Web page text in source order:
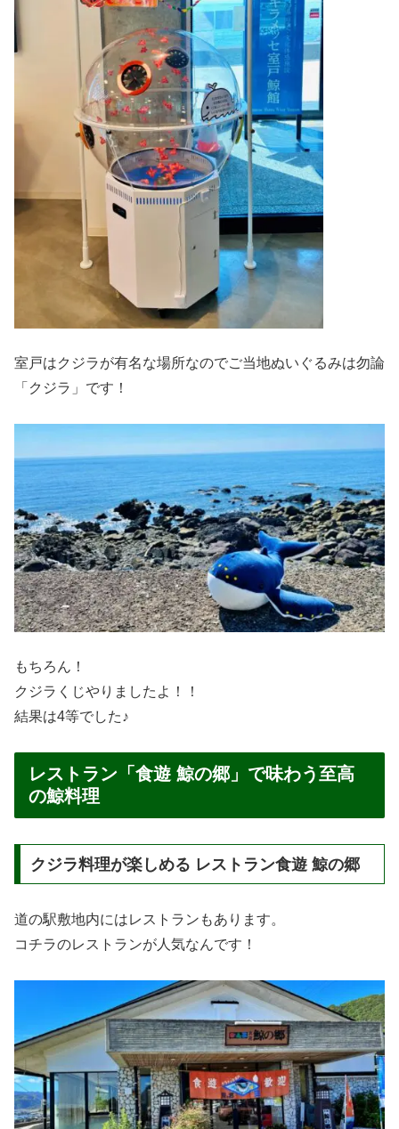
室戸はクジラが有名な場所なのでご当地ぬいぐるみは勿論
「クジラ」です！
もちろん！
クジラくじやりましたよ！！
結果は4等でした♪
レストラン「食遊 鯨の郷」で味わう至高
の鯨料理
クジラ料理が楽しめる レストラン食遊 鯨の郷
道の駅敷地内にはレストランもあります。
コチラのレストランが人気なんです！